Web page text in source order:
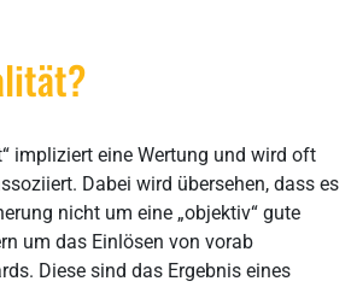
impliziert eine Wertung und wird oft
Dabei wird übersehen, dass es
nicht um eine „objektiv“ gute
um das Einlösen von vorab
Diese sind das Ergebnis eines